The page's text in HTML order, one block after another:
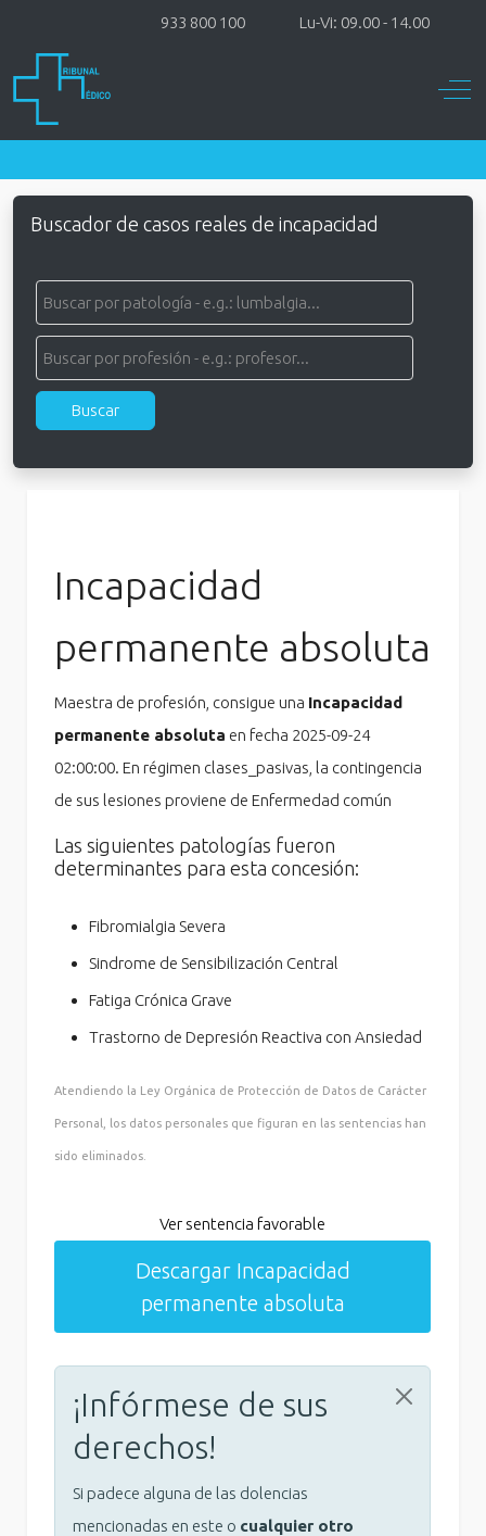
933 800 100 Lu-Vi: 09.00 - 14.00
Off-
Buscador de casos reales de incapacidad
Incapacidad
permanente absoluta
Maestra de profesión, consigue una Incapacidad
permanente absoluta en fecha 2025-09-24
02:00:00. En régimen clases_pasivas, la contingencia
de sus lesiones proviene de Enfermedad común
Las siguientes patologías fueron
determinantes para esta concesión:
Fibromialgia Severa
Sindrome de Sensibilización Central
Fatiga Crónica Grave
Trastorno de Depresión Reactiva con Ansiedad
Atendiendo la Ley Orgánica de Protección de Datos de Carácter
Personal, los datos personales que figuran en las sentencias han
sido eliminados.
Ver sentencia favorable
Descargar Incapacidad
permanente absoluta
¡Infórmese de sus
derechos!
Si padece alguna de las dolencias
mencionadas en este o cualquier otro